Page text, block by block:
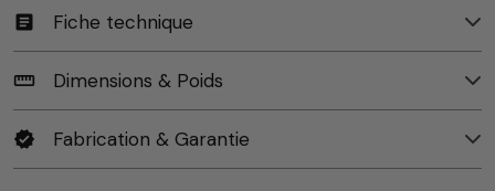
article Fiche technique
straighten Dimensions & Poids
verified Fabrication & Garantie